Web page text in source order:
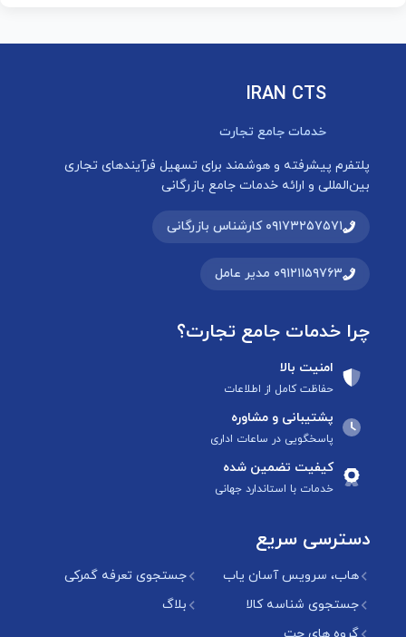
IRAN CTS
خدمات جامع تجارت
پلتفرم پیشرفته و هوشمند برای تسهیل فرآیندهای تجاری
بین‌المللی و ارائه خدمات جامع بازرگانی
۰۹۱۷۳۲۵۷۵۷۱ کارشناس بازرگانی
۰۹۱۲۱۱۵۹۷۶۳ مدیر عامل
چرا خدمات جامع تجارت؟
امنیت بالا
حفاظت کامل از اطلاعات
پشتیبانی و مشاوره
پاسخگویی در ساعات اداری
کیفیت تضمین شده
خدمات با استاندارد جهانی
دسترسی سریع
هاب، سرویس آسان یاب
جستجوی تعرفه گمرکی
جستجوی شناسه کالا
بلاگ